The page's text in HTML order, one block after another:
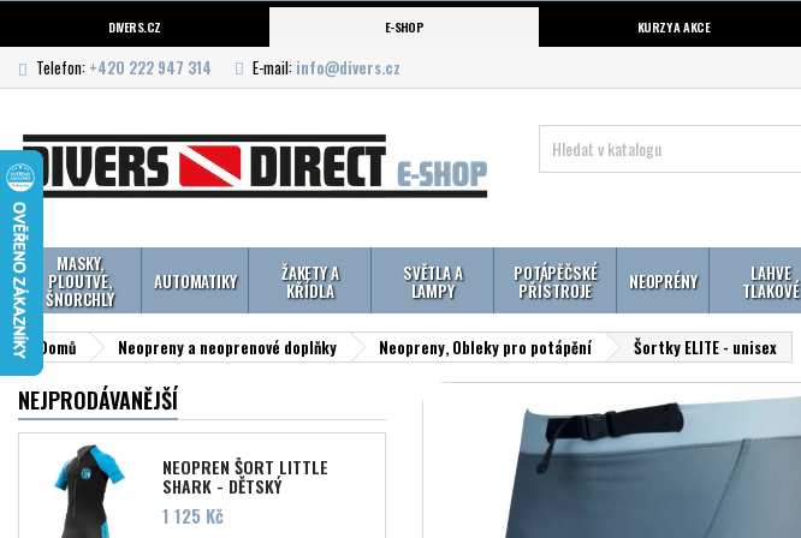
DIVERS.CZ E-SHOP KURZY A AKCE
Telefon: +420 222 947 314 E-mail: info@divers.cz
MASKY,
PLOUTVE,
ŠNORCHLY
AUTOMATIKY ŽAKETY A
KŘÍDLA
SVĚTLA A
LAMPY
POTÁPĚČSKÉ
PŘÍSTROJE NEOPRÉNY LAHVE
TLAKOVÉ
Domů Neopreny a neoprenové doplňky Neopreny, Obleky pro potápění Šortky ELITE - unisex
NEJPRODÁVANĚJŠÍ
NEOPREN ŠORT LITTLE
SHARK - DĚTSKÝ
Cena
1 125 Kč